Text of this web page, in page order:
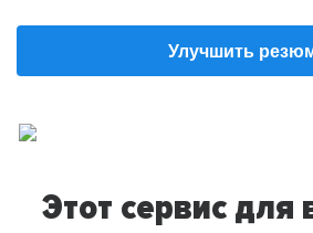
Улучшить
Этот сервис для